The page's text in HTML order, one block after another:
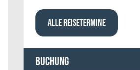
ALLE REISETERMINE
Buchung